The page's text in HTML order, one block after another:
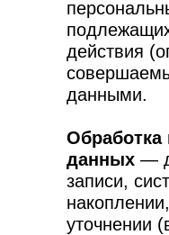
действия
данными.
данных —
записи,
уточнении